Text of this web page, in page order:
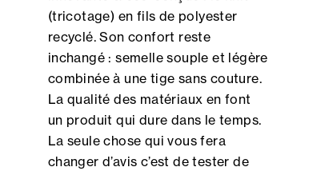
(tricotage) en fils de polyester
recyclé. Son confort reste
inchangé : semelle souple et légère
combinée à une tige sans couture.
La qualité des matériaux en font
un produit qui dure dans le temps.
La seule chose qui vous fera
changer d’avis c’est de tester de